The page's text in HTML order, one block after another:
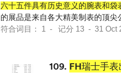
六十五件具有历史意义的腕表和袋
的展品是来自各大精美制表的顶尖
符合词目： 1 - 记分 13 - 31 Oct
109. FH瑞士手